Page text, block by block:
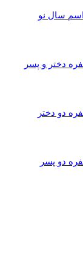
سال نو
دختر و پسر
دو دختر
دو پسر